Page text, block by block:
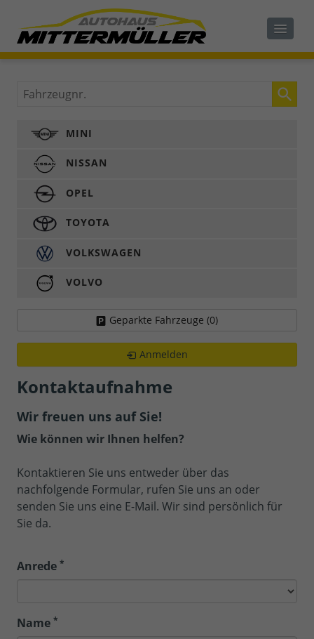
Kontaktaufnahme
Wir freuen uns auf Sie!
Wie können wir Ihnen helfen?
Kontaktieren Sie uns entweder über das
nachfolgende Formular, rufen Sie uns an oder
senden Sie uns eine E-Mail. Wir sind persönlich für
Sie da.
Anrede *
Name *
Fahrzeugnr.
MINI
NISSAN
OPEL
TOYOTA
VOLKSWAGEN
VOLVO
Geparkte Fahrzeuge (0)
Anmelden